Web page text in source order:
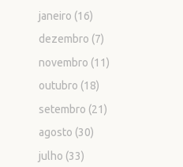
janeiro (16)
dezembro (7)
novembro (11)
outubro (18)
setembro (21)
agosto (30)
julho (33)